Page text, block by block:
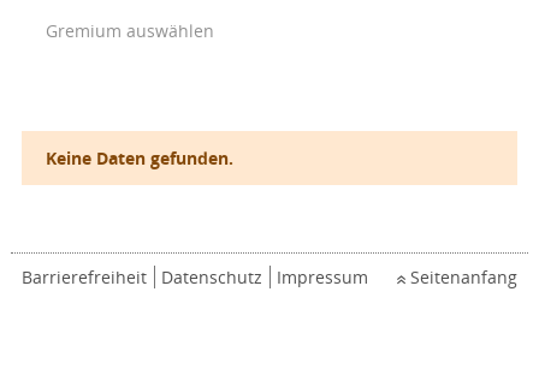
Gremium auswählen
Keine Daten gefunden.
Barrierefreiheit Datenschutz Impressum Seitenanfang